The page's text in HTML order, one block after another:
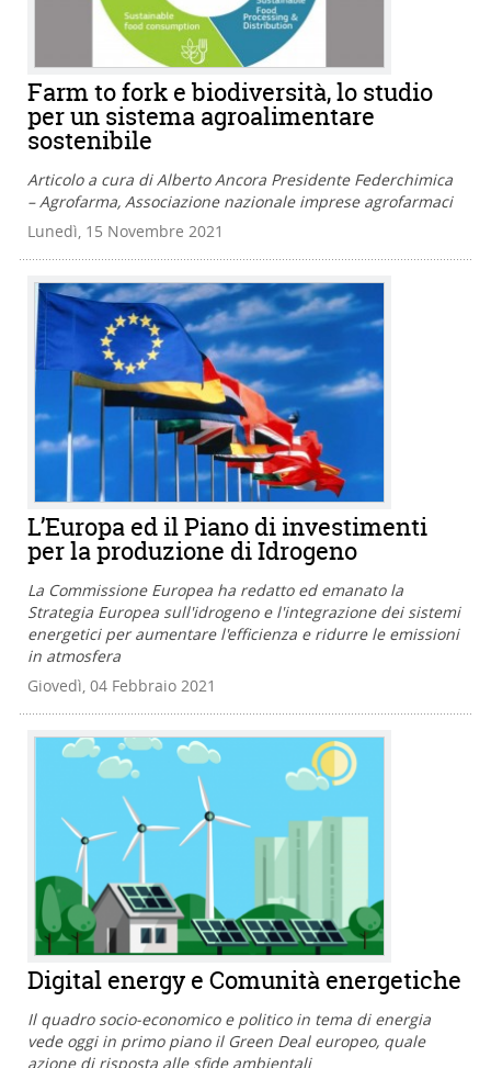
Farm to fork e biodiversità, lo studio
per un sistema agroalimentare
sostenibile
Articolo a cura di Alberto Ancora Presidente Federchimica
– Agrofarma, Associazione nazionale imprese agrofarmaci
Lunedì, 15 Novembre 2021
L’Europa ed il Piano di investimenti
per la produzione di Idrogeno
La Commissione Europea ha redatto ed emanato la
Strategia Europea sull'idrogeno e l'integrazione dei sistemi
energetici per aumentare l'efficienza e ridurre le emissioni
in atmosfera
Giovedì, 04 Febbraio 2021
Digital energy e Comunità energetiche
Il quadro socio-economico e politico in tema di energia
vede oggi in primo piano il Green Deal europeo, quale
azione di risposta alle sfide ambientali